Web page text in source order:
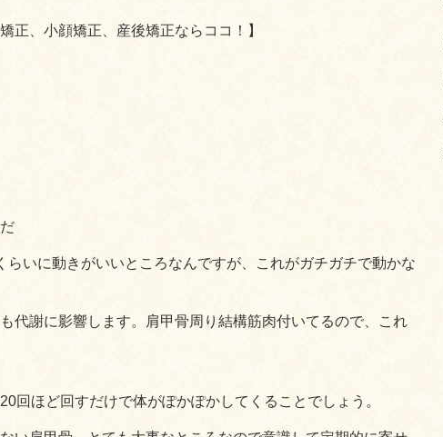
正、小顔矯正、産後矯正ならココ！】
いに動きがいいところなんですが、これがガチガチで動かな
代謝に影響します。肩甲骨周り結構筋肉付いてるので、これ
回ほど回すだけで体がぽかぽかしてくることでしょう。